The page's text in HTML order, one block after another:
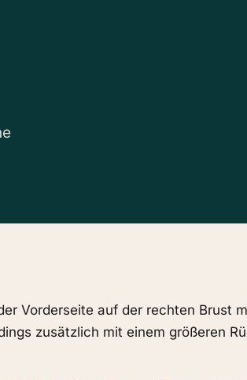
Vorderseite auf der rechten Brust
zusätzlich mit einem größeren